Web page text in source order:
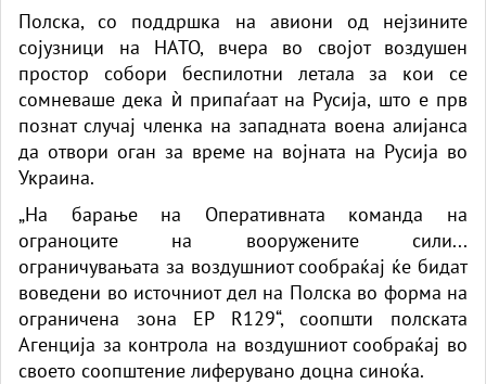
Полска, со поддршка на авиони од нејзините
сојузници на НАТО, вчера во својот воздушен
простор собори беспилотни летала за кои се
сомневаше дека ѝ припаѓаат на Русија, што е прв
познат случај членка на западната воена алијанса
да отвори оган за време на војната на Русија во
Украина.
„На барање на Оперативната команда на
ограноците на вооружените сили...
ограничувањата за воздушниот сообраќај ќе бидат
воведени во источниот дел на Полска во форма на
ограничена зона EP R129“, соопшти полската
Агенција за контрола на воздушниот сообраќај во
своето соопштение лиферувано доцна синоќа.